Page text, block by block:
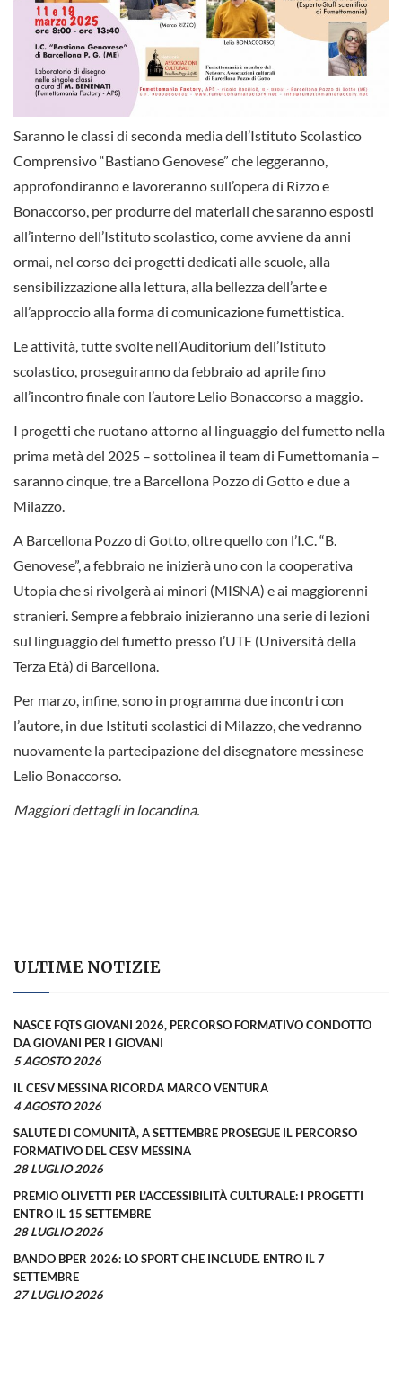
Saranno le classi di seconda media dell’Istituto Scolastico
Comprensivo “Bastiano Genovese” che leggeranno,
approfondiranno e lavoreranno sull’opera di Rizzo e
Bonaccorso, per produrre dei materiali che saranno esposti
all’interno dell’Istituto scolastico, come avviene da anni
ormai, nel corso dei progetti dedicati alle scuole, alla
sensibilizzazione alla lettura, alla bellezza dell’arte e
all’approccio alla forma di comunicazione fumettistica.
Le attività, tutte svolte nell’Auditorium dell’Istituto
scolastico, proseguiranno da febbraio ad aprile fino
all’incontro finale con l’autore Lelio Bonaccorso a maggio.
I progetti che ruotano attorno al linguaggio del fumetto nella
prima metà del 2025 – sottolinea il team di Fumettomania –
saranno cinque, tre a Barcellona Pozzo di Gotto e due a
Milazzo.
A Barcellona Pozzo di Gotto, oltre quello con l’I.C. “B.
Genovese”, a febbraio ne inizierà uno con la cooperativa
Utopia che si rivolgerà ai minori (MISNA) e ai maggiorenni
stranieri. Sempre a febbraio inizieranno una serie di lezioni
sul linguaggio del fumetto presso l’UTE (Università della
Terza Età) di Barcellona.
Per marzo, infine, sono in programma due incontri con
l’autore, in due Istituti scolastici di Milazzo, che vedranno
nuovamente la partecipazione del disegnatore messinese
Lelio Bonaccorso.
Maggiori dettagli in locandina.
ULTIME NOTIZIE
NASCE FQTS GIOVANI 2026, PERCORSO FORMATIVO CONDOTTO
DA GIOVANI PER I GIOVANI
5 AGOSTO 2026
IL CESV MESSINA RICORDA MARCO VENTURA
4 AGOSTO 2026
SALUTE DI COMUNITÀ, A SETTEMBRE PROSEGUE IL PERCORSO
FORMATIVO DEL CESV MESSINA
28 LUGLIO 2026
PREMIO OLIVETTI PER L’ACCESSIBILITÀ CULTURALE: I PROGETTI
ENTRO IL 15 SETTEMBRE
28 LUGLIO 2026
BANDO BPER 2026: LO SPORT CHE INCLUDE. ENTRO IL 7
SETTEMBRE
27 LUGLIO 2026